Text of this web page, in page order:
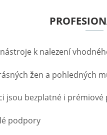
k nalezení
žen a pohledných
jsou bezplatné i prémiové
podpory